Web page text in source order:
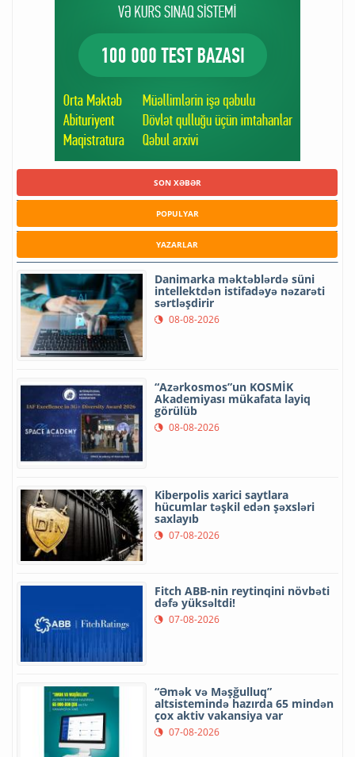
SON XƏBƏR
POPULYAR
YAZARLAR
Danimarka məktəblərdə süni
intellektdən istifadəyə nəzarəti
sərtləşdirir
08-08-2026
“Azərkosmos”un KOSMİK
Akademiyası mükafata layiq
görülüb
08-08-2026
Kiberpolis xarici saytlara
hücumlar təşkil edən şəxsləri
saxlayıb
07-08-2026
Fitch ABB-nin reytinqini növbəti
dəfə yüksəltdi!
07-08-2026
“Əmək və Məşğulluq”
altsistemində hazırda 65 mindən
çox aktiv vakansiya var
07-08-2026